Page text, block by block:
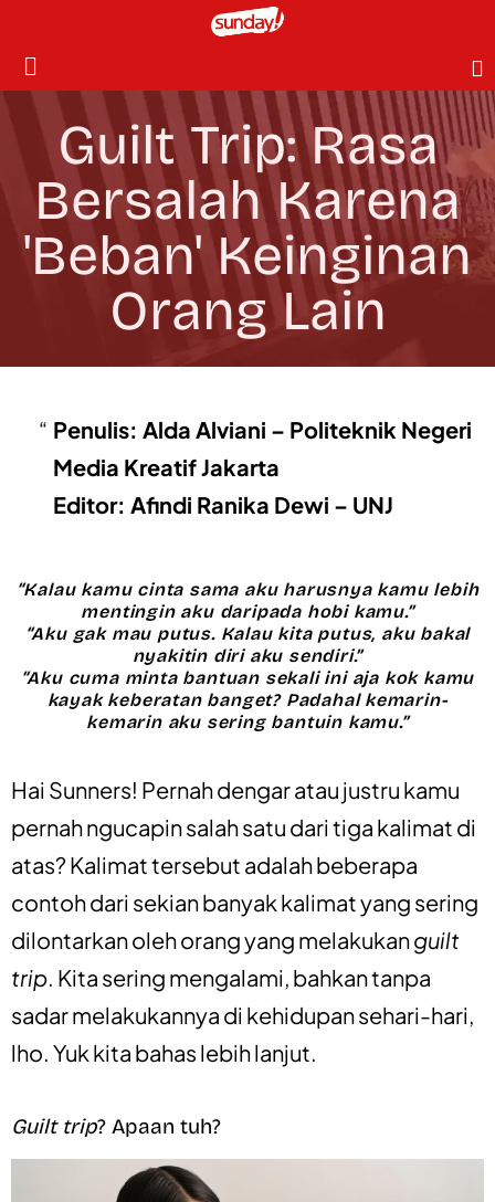
Guilt Trip: Rasa
Bersalah Karena
'Beban' Keinginan
Orang Lain
Penulis: Alda Alviani – Politeknik Negeri
Media Kreatif Jakarta
Editor: Afindi Ranika Dewi – UNJ
“Kalau kamu cinta sama aku harusnya kamu lebih
mentingin aku daripada hobi kamu.”
“Aku gak mau putus. Kalau kita putus, aku bakal
nyakitin diri aku sendiri.”
“Aku cuma minta bantuan sekali ini aja kok kamu
kayak keberatan banget? Padahal kemarin-
kemarin aku sering bantuin kamu.”
Hai Sunners! Pernah dengar atau justru kamu
pernah ngucapin salah satu dari tiga kalimat di
atas? Kalimat tersebut adalah beberapa
contoh dari sekian banyak kalimat yang sering
dilontarkan oleh orang yang melakukanguilt
trip. Kita sering mengalami, bahkan tanpa
sadar melakukannya di kehidupan sehari-hari,
lho. Yuk kita bahas lebih lanjut.
Guilt trip? Apaan tuh?